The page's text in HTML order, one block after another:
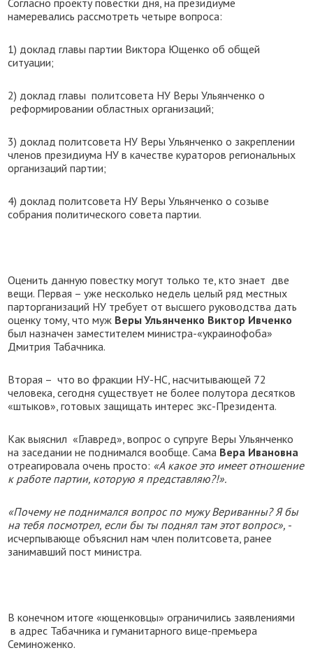
Согласно проекту повестки дня, на президиуме
намеревались рассмотреть четыре вопроса:
1) доклад главы партии Виктора Ющенко об общей
ситуации;
2) доклад главы политсовета НУ Веры Ульянченко о
реформировании областных организаций;
3) доклад политсовета НУ Веры Ульянченко о закреплении
членов президиума НУ в качестве кураторов региональных
организаций партии;
4) доклад политсовета НУ Веры Ульянченко о созыве
собрания политического совета партии.
Оценить данную повестку могут только те, кто знает две
вещи. Первая – уже несколько недель целый ряд местных
парторганизаций НУ требует от высшего руководства дать
оценку тому, что муж Веры Ульянченко Виктор Ивченко
был назначен заместителем министра-«украинофоба»
Дмитрия Табачника.
Вторая – что во фракции НУ-НС, насчитывающей 72
человека, сегодня существует не более полутора десятков
«штыков», готовых защищать интерес экс-Президента.
Как выяснил «Главред», вопрос о супруге Веры Ульянченко
на заседании не поднимался вообще. Сама Вера Ивановна
отреагировала очень просто: «А какое это имеет отношение
к работе партии, которую я представляю?!».
«Почему не поднимался вопрос по мужу Вериванны? Я бы
на тебя посмотрел, если бы ты поднял там этот вопрос», -
исчерпывающе объяснил нам член политсовета, ранее
занимавший пост министра.
В конечном итоге «ющенковцы» ограничились заявлениями
в адрес Табачника и гуманитарного вице-премьера
Семиноженко.